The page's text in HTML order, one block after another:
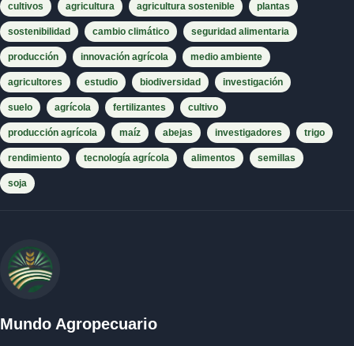
cultivos agricultura agricultura sostenible plantas
sostenibilidad cambio climático seguridad alimentaria
producción innovación agrícola medio ambiente
agricultores estudio biodiversidad investigación
suelo agrícola fertilizantes cultivo
producción agrícola maíz abejas investigadores trigo
rendimiento tecnología agrícola alimentos semillas
soja
Mundo Agropecuario